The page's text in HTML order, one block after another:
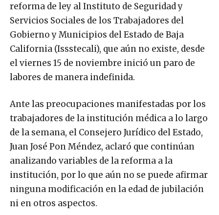
reforma de ley al Instituto de Seguridad y
Servicios Sociales de los Trabajadores del
Gobierno y Municipios del Estado de Baja
California (Issstecali), que aún no existe, desde
el viernes 15 de noviembre inició un paro de
labores de manera indefinida.
Ante las preocupaciones manifestadas por los
trabajadores de la institución médica a lo largo
de la semana, el Consejero Jurídico del Estado,
Juan José Pon Méndez, aclaró que continúan
analizando variables de la reforma a la
institución, por lo que aún no se puede afirmar
ninguna modificación en la edad de jubilación
ni en otros aspectos.